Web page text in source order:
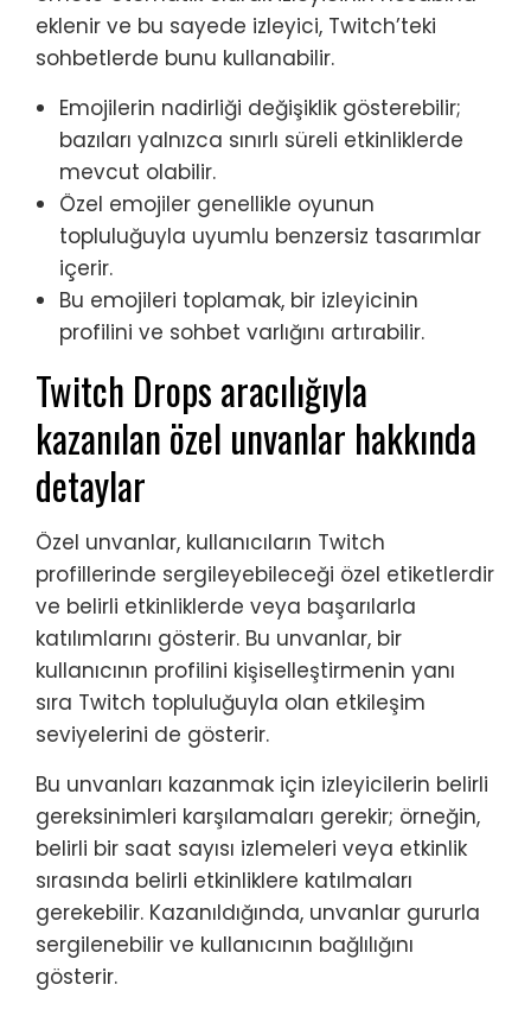
eklenir ve bu sayede izleyici, Twitch’teki
sohbetlerde bunu kullanabilir.
Emojilerin nadirliği değişiklik gösterebilir;
bazıları yalnızca sınırlı süreli etkinliklerde
mevcut olabilir.
Özel emojiler genellikle oyunun
topluluğuyla uyumlu benzersiz tasarımlar
içerir.
Bu emojileri toplamak, bir izleyicinin
profilini ve sohbet varlığını artırabilir.
Twitch Drops aracılığıyla
kazanılan özel unvanlar hakkında
detaylar
Özel unvanlar, kullanıcıların Twitch
profillerinde sergileyebileceği özel etiketlerdir
ve belirli etkinliklerde veya başarılarla
katılımlarını gösterir. Bu unvanlar, bir
kullanıcının profilini kişiselleştirmenin yanı
sıra Twitch topluluğuyla olan etkileşim
seviyelerini de gösterir.
Bu unvanları kazanmak için izleyicilerin belirli
gereksinimleri karşılamaları gerekir; örneğin,
belirli bir saat sayısı izlemeleri veya etkinlik
sırasında belirli etkinliklere katılmaları
gerekebilir. Kazanıldığında, unvanlar gururla
sergilenebilir ve kullanıcının bağlılığını
gösterir.